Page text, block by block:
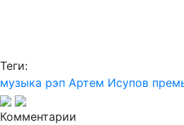
Теги:
музыка рэп Артем Исупов
Комментарии